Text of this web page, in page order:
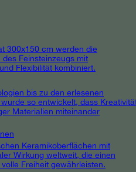
300x150 cm werden die
Feinsteinzeugs mit
Flexibilität kombiniert.
bis zu den erlesenen
so entwickelt, dass
Materialien miteinander
Keramikoberflächen mit
Wirkung weltweit, die einen
Freiheit gewährleisten.